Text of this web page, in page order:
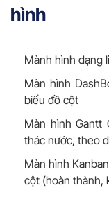
hình
Mành hình dạng
Màn hình
biểu đồ cột
Màn hình Gantt
thác nước, theo
Màn hình
cột (hoàn thành,